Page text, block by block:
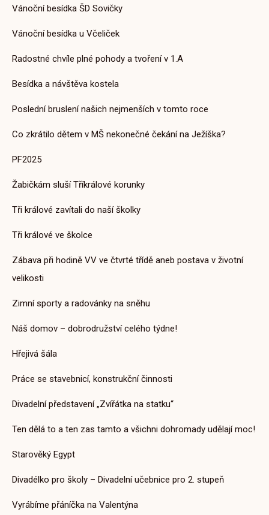
Vánoční besídka ŠD Sovičky
Vánoční besídka u Včeliček
Radostné chvíle plné pohody a tvoření v 1.A
Besídka a návštěva kostela
Poslední bruslení našich nejmenších v tomto roce
Co zkrátilo dětem v MŠ nekonečné čekání na Ježíška?
PF2025
Žabičkám sluší Tříkrálové korunky
Tři králové zavítali do naší školky
Tři králové ve školce
Zábava při hodině VV ve čtvrté třídě aneb postava v životní
velikosti
Zimní sporty a radovánky na sněhu
Náš domov – dobrodružství celého týdne!
Hřejivá šála
Práce se stavebnicí, konstrukční činnosti
Divadelní představení „Zvířátka na statku“
Ten dělá to a ten zas tamto a všichni dohromady udělají moc!
Starověký Egypt
Divadélko pro školy – Divadelní učebnice pro 2. stupeň
Vyrábíme přáníčka na Valentýna